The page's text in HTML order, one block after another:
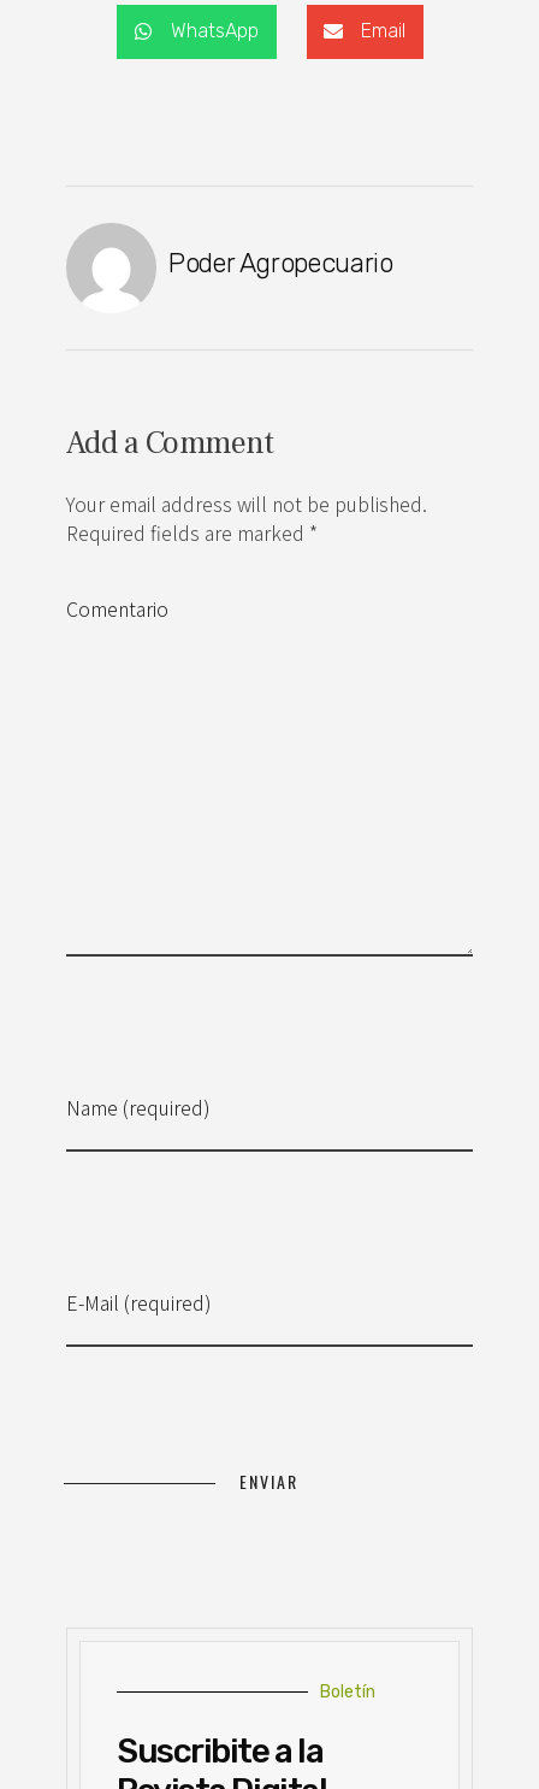
WhatsApp Email
Poder Agropecuario
Add a Comment
Your email address will not be published.
Required fields are marked *
Name (required)
E-Mail (required)
Comentario
Boletín
Suscribite a la